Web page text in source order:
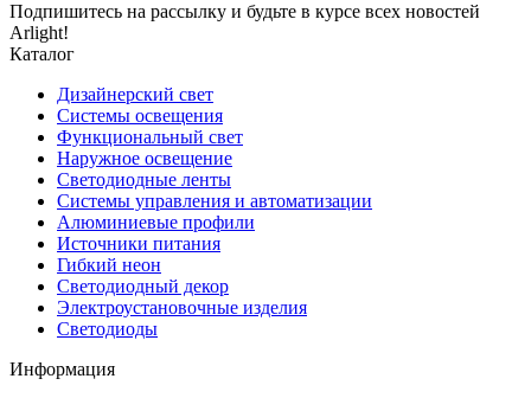
Подпишитесь на рассылку и будьте в курсе всех новостей
Arlight!
Каталог
Дизайнерский свет
Системы освещения
Функциональный свет
Наружное освещение
Светодиодные ленты
Системы управления и автоматизации
Алюминиевые профили
Источники питания
Гибкий неон
Светодиодный декор
Электроустановочные изделия
Светодиоды
Информация